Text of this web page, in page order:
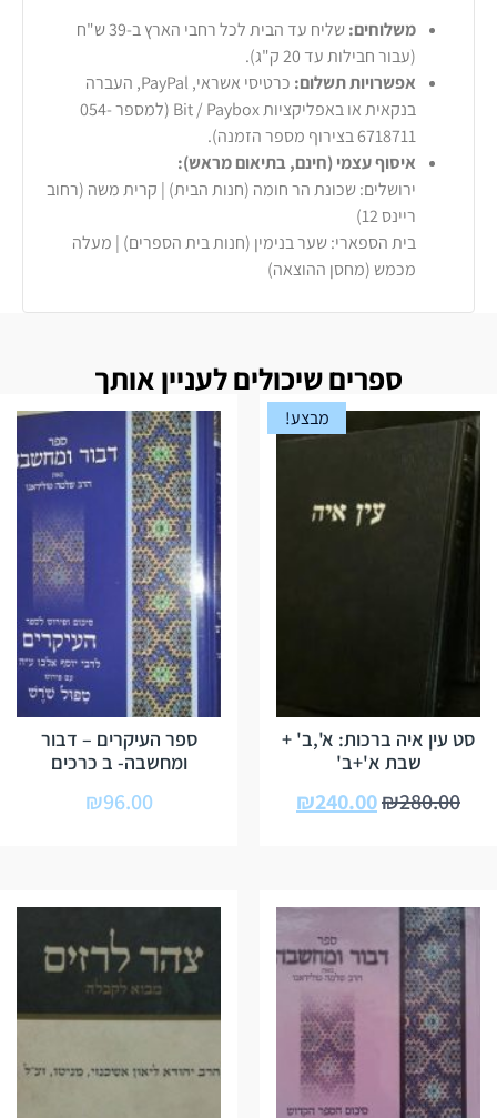
משלוחים:
שליח עד הבית לכל רחבי הארץ ב-39 ש"ח
(עבור חבילות עד 20 ק"ג).
אפשרויות תשלום:
כרטיסי אשראי, PayPal, העברה
בנקאית או באפליקציות Bit / Paybox (למספר 054-
6718711 בצירוף מספר הזמנה).
איסוף עצמי (חינם, בתיאום מראש):
ירושלים: שכונת הר חומה (חנות הבית) | קרית משה (רחוב
ריינס 12)
בית הספארי: שער בנימין (חנות בית הספרים) | מעלה
מכמש (מחסן ההוצאה)
ספרים שיכולים לעניין אותך
מבצע!
סט עין איה ברכות: א',ב' +
שבת א'+ב'
₪280.00
₪240.00
ספר העיקרים – דבור
ומחשבה- ב כרכים
₪96.00